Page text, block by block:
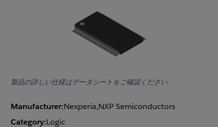
製品の詳しい仕様はデータシートをご確認ください
Manufacturer:Nexperia,NXP Semiconductors
Category:Logic